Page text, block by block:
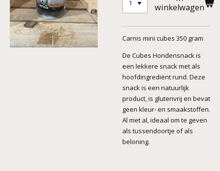
winkelwagen
Carnis mini cubes 350 gram
De Cubes Hondensnack is
een lekkere snack met als
hoofdingrediënt rund. Deze
snack is een natuurlijk
product, is glutenvrij en bevat
geen kleur- en smaakstoffen.
Al met al, ideaal om te geven
als tussendoortje of als
beloning.